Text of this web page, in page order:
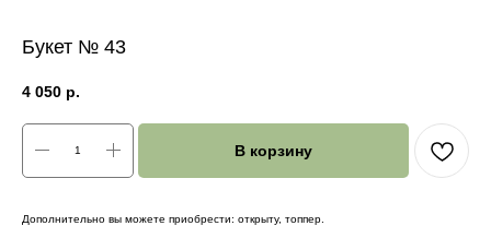
Букет № 43
4 050 р.
В корзину
Дополнительно вы можете приобрести: открыту, топпер.